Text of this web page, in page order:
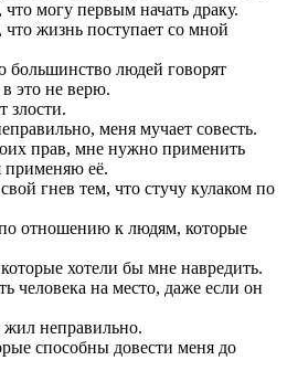
могу первым начать драку.
жизнь поступает со мной
большинство людей говорят
в это не верю.
злости.
меня мучает совесть.
прав, мне нужно применить
применяю её.
гнев тем, что стучу кулаком по
отношению к людям, которые
хотели бы мне навредить.
человека на место, даже если он
неправильно.
способны довести меня до